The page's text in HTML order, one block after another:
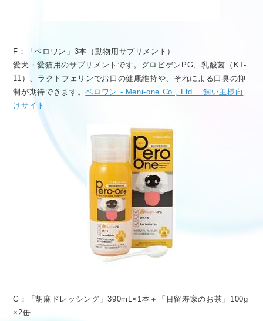
F：「ペロワン」3本（動物用サプリメント）
愛犬・愛猫用のサプリメントです。グロビゲンPG、乳酸菌（KT-
11）、ラクトフェリンでお口の健康維持や、それによる口臭の抑
制が期待できます。ペロワン - Meni-one Co., Ltd. 飼い主様向
けサイト
G：「胡麻ドレッシング」390mL×1本＋「目留寿家のお茶」100g
×2缶